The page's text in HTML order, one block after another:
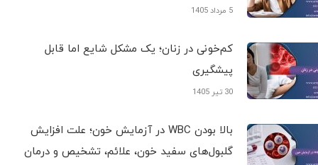
5 مرداد 1405
کم‌خونی در زنان؛ یک مشکل شایع اما قابل
پیشگیری
30 تیر 1405
بالا بودن WBC در آزمایش خون؛ علت افزایش
گلبول‌های سفید خون، علائم، تشخیص و درمان